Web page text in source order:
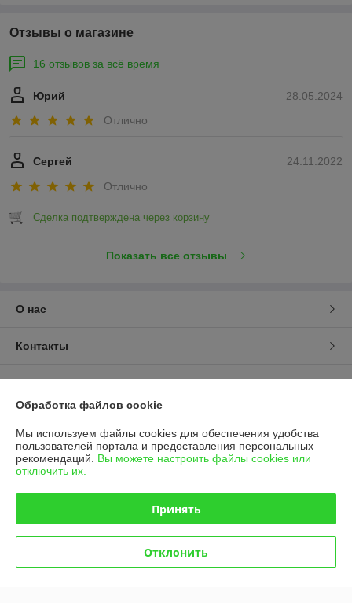
Отзывы о магазине
16 отзывов за всё время
28.05.2024
Юрий
Отлично
24.11.2022
Сергей
Отлично
Сделка подтверждена через корзину
Показать все отзывы
О нас
Контакты
Доставка и оплата
Полная версия сайта
Политика обработки cookies
Обработка файлов cookie
Мы используем файлы cookies для обеспечения удобства
пользователей портала и предоставления персональных
рекомендаций. Вы можете настроить файлы cookies или
отключить их.
Принять
Отклонить